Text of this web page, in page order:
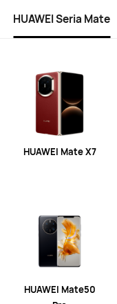
HUAWEI Seria Mate
HUAWEI Mate X7
HUAWEI Mate50